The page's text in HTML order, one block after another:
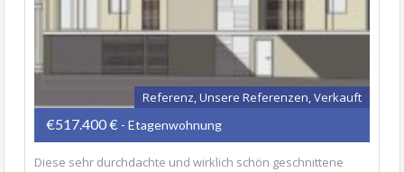
Referenz, Unsere Referenzen, Verkauft
€517.400 € - Etagenwohnung
Diese sehr durchdachte und wirklich schön geschnittene